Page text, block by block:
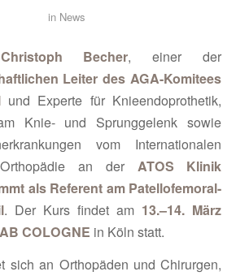
in News
Becher, einer der
Leiter des AGA-Komitees
und Experte für Knieendoprothetik,
Knie- und Sprunggelenk sowie
vom Internationalen
an der ATOS Klinik
als Referent am Patellofemoral-
. Der Kurs findet am 13.–14. März
COLOGNE in Köln statt.
sich an Orthopäden und Chirurgen,